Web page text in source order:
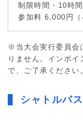
制限時間・10時間
参加料 6,000円（
※当大会実行委員会
りません。インボ
で、ご了承ください
シャトルバス